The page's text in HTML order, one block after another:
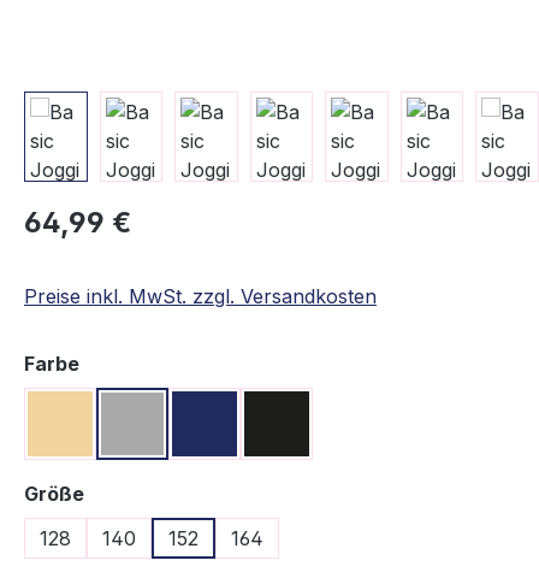
Regulärer Preis:
64,99 €
Preise inkl. MwSt. zzgl. Versandkosten
Farbeauswählen
Größeauswählen
128
140 152 164